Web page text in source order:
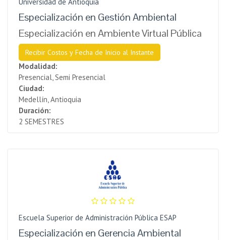
Especialización en Gestión Ambiental
Especialización en Ambiente Virtual Pública
Recibir Costos y Fecha de Inicio al Instante
Modalidad:
Presencial, Semi Presencial
Ciudad:
Medellín, Antioquia
Duración:
2 SEMESTRES
Escuela Superior de Administración Pública ESAP
Especialización en Gerencia Ambiental